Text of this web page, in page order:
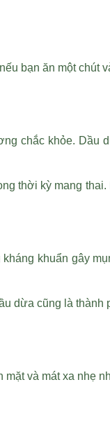
bạn ăn một chút
chắc khỏe. Dầu
thời kỳ mang
khuẩn gây
dừa cũng là
và mát xa nhẹ